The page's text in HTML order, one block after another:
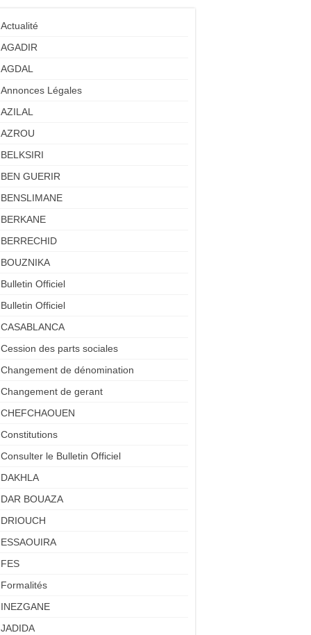
Actualité
AGADIR
AGDAL
Annonces Légales
AZILAL
AZROU
BELKSIRI
BEN GUERIR
BENSLIMANE
BERKANE
BERRECHID
BOUZNIKA
Bulletin Officiel
Bulletin Officiel
CASABLANCA
Cession des parts sociales
Changement de dénomination
Changement de gerant
CHEFCHAOUEN
Constitutions
Consulter le Bulletin Officiel
DAKHLA
DAR BOUAZA
DRIOUCH
ESSAOUIRA
FES
Formalités
INEZGANE
JADIDA